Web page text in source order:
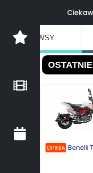
NEWSY
OSTATNIE
OPINIA Benelli